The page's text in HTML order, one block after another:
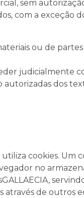
sem
com a exceção
ou de partes
judicialmente
dos
utiliza cookies.
no
através de outros